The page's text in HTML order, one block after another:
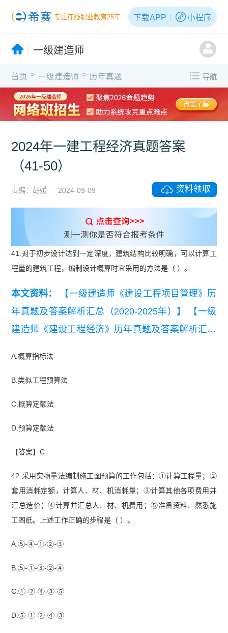
专注在线职业教育25年 下载APP 小程序
一级建造师
首页 > 一级建造师 > 历年真题 导航
2024年一建工程经济真题答案
（41-50）
责编：胡媛 2024-09-09 资料领取
41.对于初步设计达到一定深度，建筑结构比较明确，可以计算工
程量的建筑工程，编制设计概算时宜采用的方法是（ ）。
本文资料：
【一级建造师《建设工程项目管理》历
年真题及答案解析汇总（2020-2025年）】
【一级
建造师《建设工程经济》历年真题及答案解析汇总
《建设工程法规》真题及答案-完整版.pdf】
4一级建造师建设工程项目管理真题及答案.pdf】
A.概算指标法
B.类似工程预算法
C.概算定额法
D.预算定额法
【答案】C
42.采用实物量法编制施工图预算的工作包括：①计算工程量；②
套用消耗定额，计算人、材、机消耗量；③计算其他各项费用并
汇总造价；④计算并汇总人、材、机费用；⑤准备资料、然悉施
工图纸。上述工作正确的步骤是（ ）。
A.⑤-④-①-②-③
B.⑤-①-③-②-④
C.①-②-④-③-⑤
D.⑤-①-②-④-③